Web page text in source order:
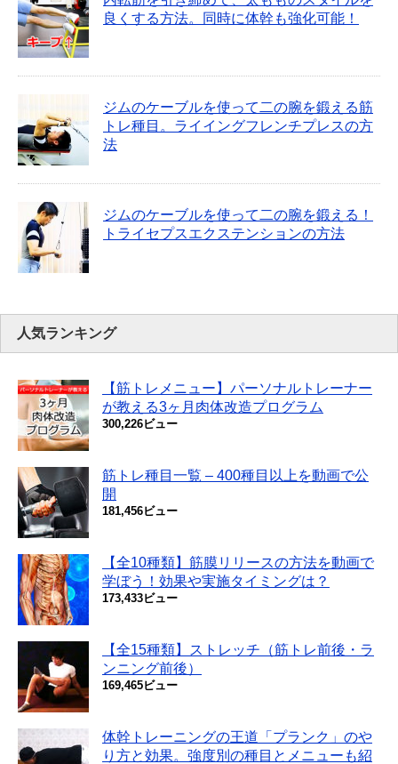
良くする方法。同時に体幹も強化可能！
ジムのケーブルを使って二の腕を鍛える筋
トレ種目。ライイングフレンチプレスの方
法
ジムのケーブルを使って二の腕を鍛える！
トライセプスエクステンションの方法
人気ランキング
【筋トレメニュー】パーソナルトレーナー
が教える3ヶ月肉体改造プログラム
300,226ビュー
筋トレ種目一覧 – 400種目以上を動画で公
開
181,456ビュー
【全10種類】筋膜リリースの方法を動画で
学ぼう！効果や実施タイミングは？
173,433ビュー
【全15種類】ストレッチ（筋トレ前後・ラ
ンニング前後）
169,465ビュー
体幹トレーニングの王道「プランク」のや
り方と効果。強度別の種目とメニューも紹